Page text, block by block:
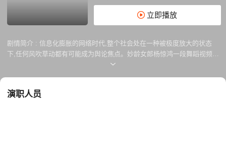
立即播放
剧情简介 : 信息化膨胀的网络时代,整个社会处在一种被极度放大的状态
下,任何风吹草动都有可能成为舆论焦点。妙龄女郎杨惊鸿一段舞蹈视频,
无意间在网络上疯传起来,她姣好的容貌与魅惑的身材本身就自带流量属
是她的身影,网红明星的身份为她带来巨大的名利,此时却有人在网络上传
演职人员